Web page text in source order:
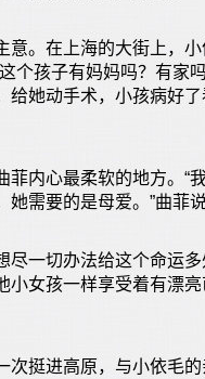
。在上海的大街上，小
个孩子有妈妈吗？有家
她动手术，小孩病好
内心最柔软的地方。“
需要的是母爱。”曲菲说
一切办法给这个命运多
小女孩一样享受着有漂
进高原，与小依毛的